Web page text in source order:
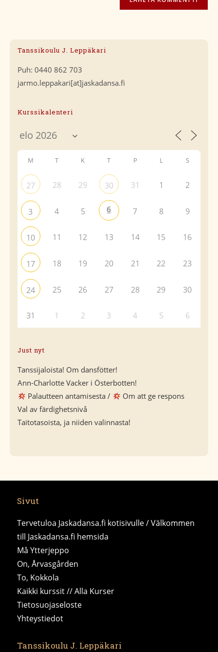
Tanssikoulu J. Leppäkari
Puh: 0440 862 703
jarmo.leppakari[at]jaskadansa.fi
Kurssikalenteri
M T K T P L S
27 28 29 30 31 1 2
3 4 5 6 7 8 9
10 11 12 13 14 15 16
17 18 19 20 21 22 23
24 25 26 27 28 29 30
31 1 2 3 4 5 6
Just nyt
Tanssijaloista! Om dansfötter!
Ann-Charlotte Vacker i Österbotten!
Palautteen antamisesta /
Om att ge respons
Val av färdighetsnivå
Taitotasoista, ja niiden valinnasta!
Sivut
Tervetuloa Jaskadansa.fi kotisivulle / Välkommen
till Jaskadansa.fi hemsida
Må Ytterjeppo
On, Årvasgården
To, Kokkola
Kaikki kurssit // Alla Kurser
Tietosuojaseloste
Yhteystiedot
Tanssikoulu J. Leppäkari